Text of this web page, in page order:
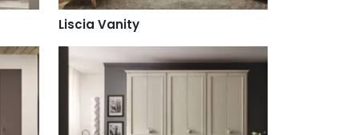
Liscia Vanity